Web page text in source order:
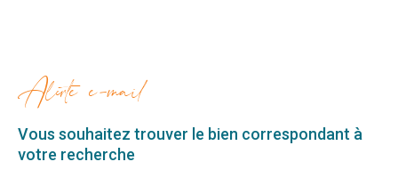
alerte e-mail
Vous souhaitez trouver le bien correspondant à
votre recherche